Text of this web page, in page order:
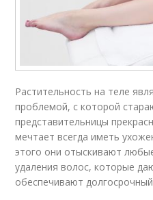
Растительность на теле
проблемой, с которой
представительницы
мечтает всегда иметь
этого они отыскивают
удаления волос, которые
обеспечивают